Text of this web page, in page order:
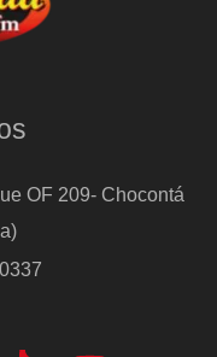
OF 209- Chocontá